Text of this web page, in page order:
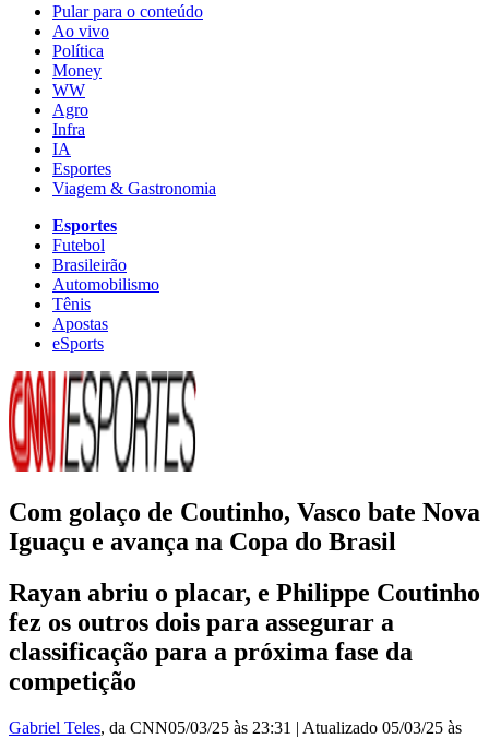
Pular para o conteúdo
Ao vivo
Política
Money
WW
Agro
Infra
IA
Esportes
Viagem & Gastronomia
Esportes
Futebol
Brasileirão
Automobilismo
Tênis
Apostas
eSports
Com golaço de Coutinho, Vasco bate Nova
Iguaçu e avança na Copa do Brasil
Rayan abriu o placar, e Philippe Coutinho
fez os outros dois para assegurar a
classificação para a próxima fase da
competição
Gabriel Teles, da CNN05/03/25 às 23:31 | Atualizado 05/03/25 às